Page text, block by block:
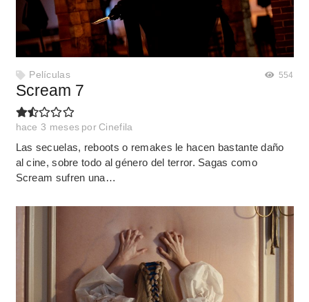
Películas 554
Scream 7
hace 3 meses por Cinefila
Las secuelas, reboots o remakes le hacen bastante daño
al cine, sobre todo al género del terror. Sagas como
Scream sufren una…